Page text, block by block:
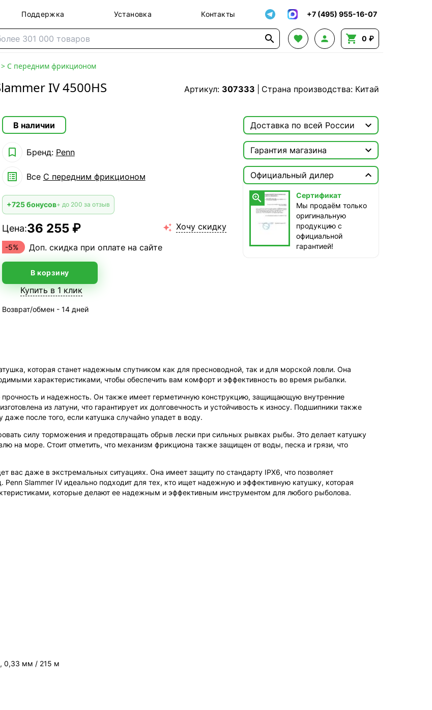
Поддержка Установка Контакты +7 (495) 955-16-07
    0 ₽
> С передним фрикционом
IV 4500HS Артикул: 307333
Страна производства: Китай
В наличии
 Бренд: Penn
 Все С передним фрикционом
+725 бонусов+ до 200 за отзыв
Цена:36 255 ₽  Хочу скидку
-5% Доп. скидка при оплате на сайте
В корзину
Купить в 1 клик
Возврат/обмен - 14 дней
Доставка по всей России 

сегодня, бесплатно
ТопРадар — Самовывоз
сегодня, бесплатно
наб. Бережковская, д. 20, стр. 19
СДЭК — Пункты выдачи
1-3 дня, от 385 ₽
Гарантия магазина

Сертификат
Мы продаём только
оригинальную продукцию с
официальной гарантией!
Официальный дилер


Сертификат
Мы продаём только
оригинальную
продукцию с
официальной
гарантией!
которая станет надежным спутником как для пресноводной, так и для морской ловли. Она
характеристиками, чтобы обеспечить вам комфорт и эффективность во время рыбалки.
и надежность. Он также имеет герметичную конструкцию, защищающую внутренние
из латуни, что гарантирует их долговечность и устойчивость к износу. Подшипники также
после того, если катушка случайно упадет в воду.
силу торможения и предотвращать обрыв лески при сильных рывках рыбы. Это делает катушку
на море. Стоит отметить, что механизм фрикциона также защищен от воды, песка и грязи, что
вас даже в экстремальных ситуациях. Она имеет защиту по стандарту IPX6, что позволяет
Slammer IV идеально подходит для тех, кто ищет надежную и эффективную катушку, которая
которые делают ее надежным и эффективным инструментом для любого рыболова.
0,33 мм / 215 м